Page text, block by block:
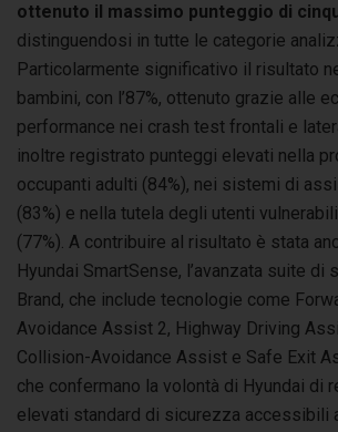
ottenuto il massimo punteggio di
distinguendosi in tutte le categorie
Particolarmente significativo il risultato
bambini, con l’87%, ottenuto grazie alle
performance nei crash test frontali e
inoltre registrato punteggi elevati nella
occupanti adulti (84%), nei sistemi di
(83%) e nella tutela degli utenti
(77%). A contribuire al risultato è stata
Hyundai SmartSense, l’avanzata suite di
Brand, che include tecnologie come
Avoidance Assist 2, Highway Driving
Collision-Avoidance Assist e Safe Exit
che confermano la volontà di Hyundai di
elevati standard di sicurezza accessibili